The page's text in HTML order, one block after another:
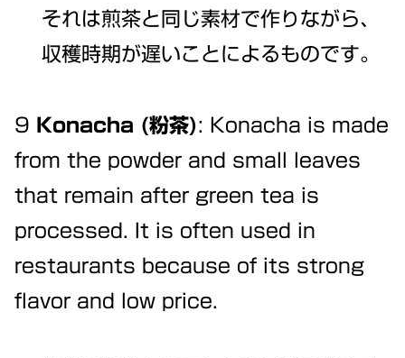
それは煎茶と同じ素材で作りながら、
収穫時期が遅いことによるものです。
9 Konacha (粉茶): Konacha is made
from the powder and small leaves
that remain after green tea is
processed. It is often used in
restaurants because of its strong
flavor and low price.